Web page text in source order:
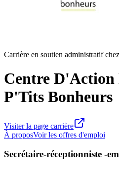
Carrière en soutien administratif chez
Centre D'Action
P'Tits Bonheurs
Visiter la page carrière
À proposVoir les offres d'emploi
Secrétaire-réceptionniste -